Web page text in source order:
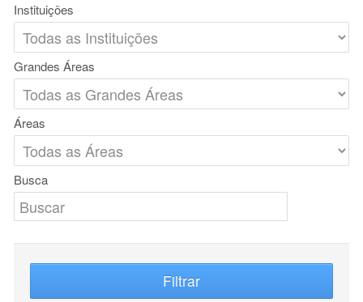
Instituições
Grandes Áreas
Áreas
Busca
Filtrar